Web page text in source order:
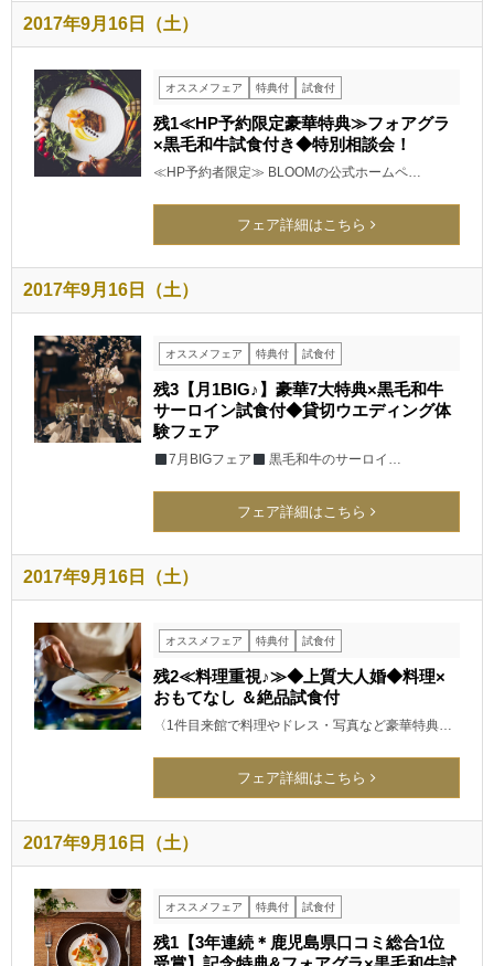
2017年9月16日（土）
オススメフェア 特典付 試食付
残1≪HP予約限定豪華特典≫フォアグラ
×黒毛和牛試食付き◆特別相談会！
≪HP予約者限定≫ BLOOMの公式ホームペ…
フェア詳細はこちら
2017年9月16日（土）
オススメフェア 特典付 試食付
残3【月1BIG♪】豪華7大特典×黒毛和牛
サーロイン試食付◆貸切ウエディング体
験フェア
7月BIGフェア 黒毛和牛のサーロイ…
フェア詳細はこちら
2017年9月16日（土）
オススメフェア 特典付 試食付
残2≪料理重視♪≫◆上質大人婚◆料理×
おもてなし ＆絶品試食付
〈1件目来館で料理やドレス・写真など豪華特典…
フェア詳細はこちら
2017年9月16日（土）
オススメフェア 特典付 試食付
残1【3年連続＊鹿児島県口コミ総合1位